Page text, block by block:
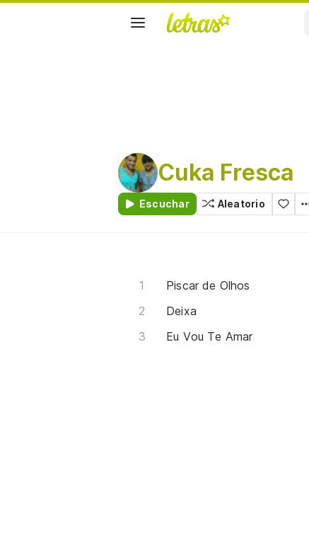
Cuka Fresca
Escuchar Aleatorio
Piscar de Olhos
Deixa
Eu Vou Te Amar